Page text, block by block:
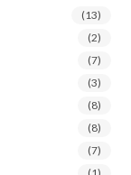
(13)
(2)
(7)
(3)
(8)
(8)
(7)